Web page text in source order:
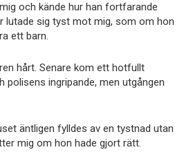
och kände hur han fortfarande
lutade sig tyst mot mig, som om hon
ett barn.
hårt. Senare kom ett hotfullt
polisens ingripande, men utgången
äntligen fylldes av en tystnad utan
mig om hon hade gjort rätt.